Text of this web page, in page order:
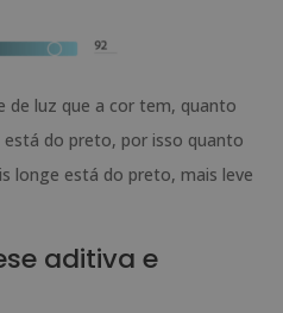
de luz que a cor tem, quanto
do preto, por isso quanto
longe está do preto, mais leve
aditiva e